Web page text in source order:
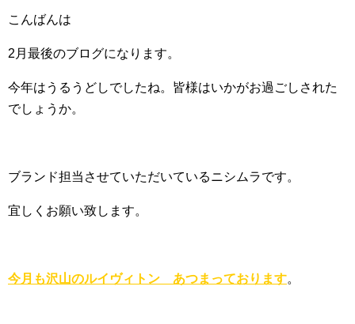
こんばんは
2月最後のブログになります。
今年はうるうどしでしたね。皆様はいかがお過ごしされた
でしょうか。
ブランド担当させていただいているニシムラです。
宜しくお願い致します。
今月も沢山のルイヴィトン あつまっております。